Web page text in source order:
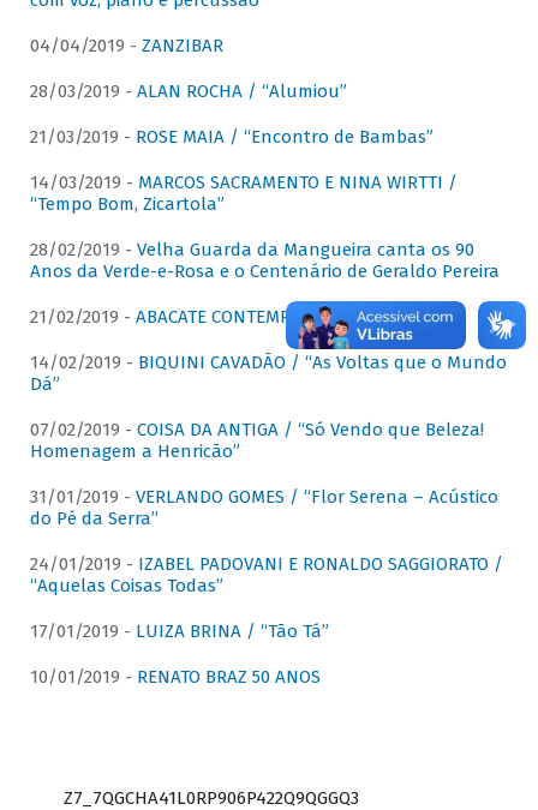
04/04/2019 - ZANZIBAR
28/03/2019 - ALAN ROCHA / “Alumiou”
21/03/2019 - ROSE MAIA / “Encontro de Bambas”
14/03/2019 - MARCOS SACRAMENTO E NINA WIRTTI /
“Tempo Bom, Zicartola”
28/02/2019 - Velha Guarda da Mangueira canta os 90
Anos da Verde-e-Rosa e o Centenário de Geraldo Pereira
21/02/2019 - ABACATE CONTEMPORÂNEO
14/02/2019 - BIQUINI CAVADÃO / “As Voltas que o Mundo
Dá”
07/02/2019 - COISA DA ANTIGA / “Só Vendo que Beleza!
Homenagem a Henricão”
31/01/2019 - VERLANDO GOMES / “Flor Serena – Acústico
do Pé da Serra”
24/01/2019 - IZABEL PADOVANI E RONALDO SAGGIORATO /
“Aquelas Coisas Todas”
17/01/2019 - LUIZA BRINA / “Tão Tá”
10/01/2019 - RENATO BRAZ 50 ANOS
Z7_7QGCHA41L0RP906P422Q9QGGQ3